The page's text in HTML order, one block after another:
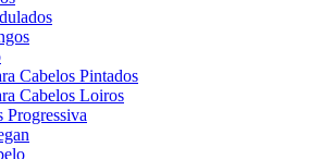
Cabelos Pintados
Cabelos Loiros
Progressiva